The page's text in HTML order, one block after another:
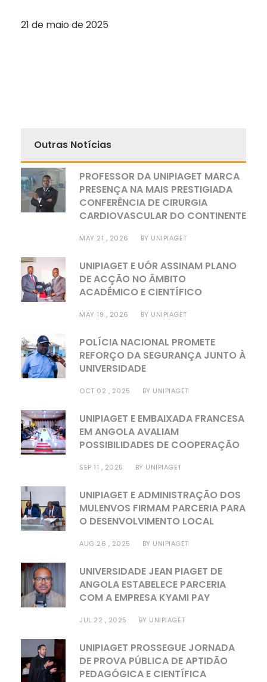
21 de maio de 2025
Outras Notícias
PROFESSOR DA UNIPIAGET MARCA
PRESENÇA NA MAIS PRESTIGIADA
CONFERÊNCIA DE CIRURGIA
CARDIOVASCULAR DO CONTINENTE
MAY 21 , 2026 BY UNIPIAGET
UNIPIAGET E UÓR ASSINAM PLANO
DE ACÇÃO NO ÂMBITO
ACADÉMICO E CIENTÍFICO
MAY 19 , 2026 BY UNIPIAGET
POLÍCIA NACIONAL PROMETE
REFORÇO DA SEGURANÇA JUNTO À
UNIVERSIDADE
OCT 02 , 2025 BY UNIPIAGET
UNIPIAGET E EMBAIXADA FRANCESA
EM ANGOLA AVALIAM
POSSIBILIDADES DE COOPERAÇÃO
SEP 11 , 2025 BY UNIPIAGET
UNIPIAGET E ADMINISTRAÇÃO DOS
MULENVOS FIRMAM PARCERIA PARA
O DESENVOLVIMENTO LOCAL
AUG 26 , 2025 BY UNIPIAGET
UNIVERSIDADE JEAN PIAGET DE
ANGOLA ESTABELECE PARCERIA
COM A EMPRESA KYAMI PAY
JUL 22 , 2025 BY UNIPIAGET
UNIPIAGET PROSSEGUE JORNADA
DE PROVA PÚBLICA DE APTIDÃO
PEDAGÓGICA E CIENTÍFICA